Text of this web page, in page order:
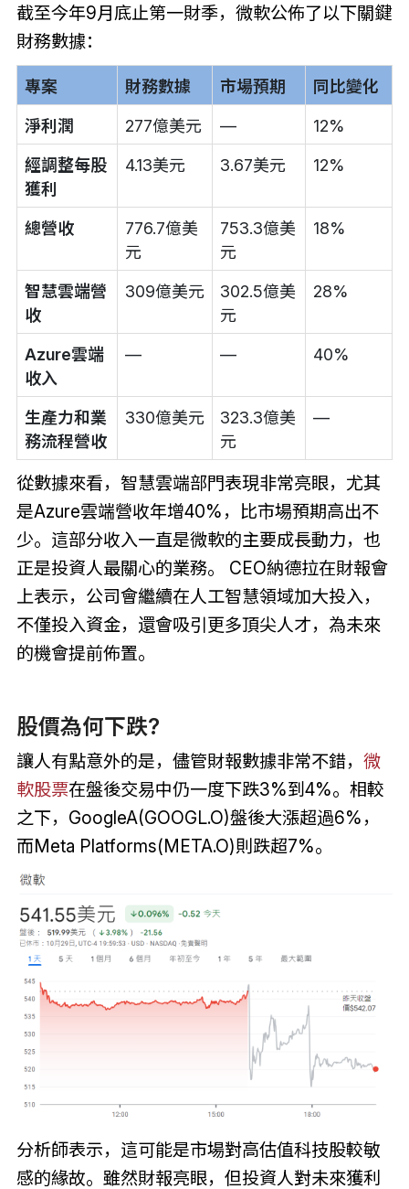
截至今年9月底止第一財季，微軟公佈了以下關鍵
財務數據：
專案 財務數據 市場預期 同比變化
淨利潤 277億美元 — 12%
經調整每股
獲利
4.13美元 3.67美元 12%
總營收
776.7億美
元
753.3億美
元
18%
智慧雲端營
收
309億美元
302.5億美
元
28%
Azure雲端
收入
— — 40%
生產力和業
務流程營收
330億美元
323.3億美
元
—
從數據來看，智慧雲端部門表現非常亮眼，尤其
是Azure雲端營收年增40%，比市場預期高出不
少。這部分收入一直是微軟的主要成長動力，也
正是投資人最關心的業務。 CEO納德拉在財報會
上表示，公司會繼續在人工智慧領域加大投入，
不僅投入資金，還會吸引更多頂尖人才，為未來
的機會提前佈置。
股價為何下跌?
讓人有點意外的是，儘管財報數據非常不錯， 微
軟股票在盤後交易中仍一度下跌3%到4%。相較
之下，GoogleA(GOOGL.O)盤後大漲超過6%，
而Meta Platforms(META.O)則跌超7%。
分析師表示，這可能是市場對高估值科技股較敏
感的緣故。雖然財報亮眼，但投資人對未來獲利